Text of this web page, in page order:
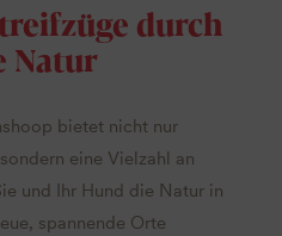
durch
Natur
bietet nicht nur
eine Vielzahl an
und Ihr Hund die Natur in
spannende Orte